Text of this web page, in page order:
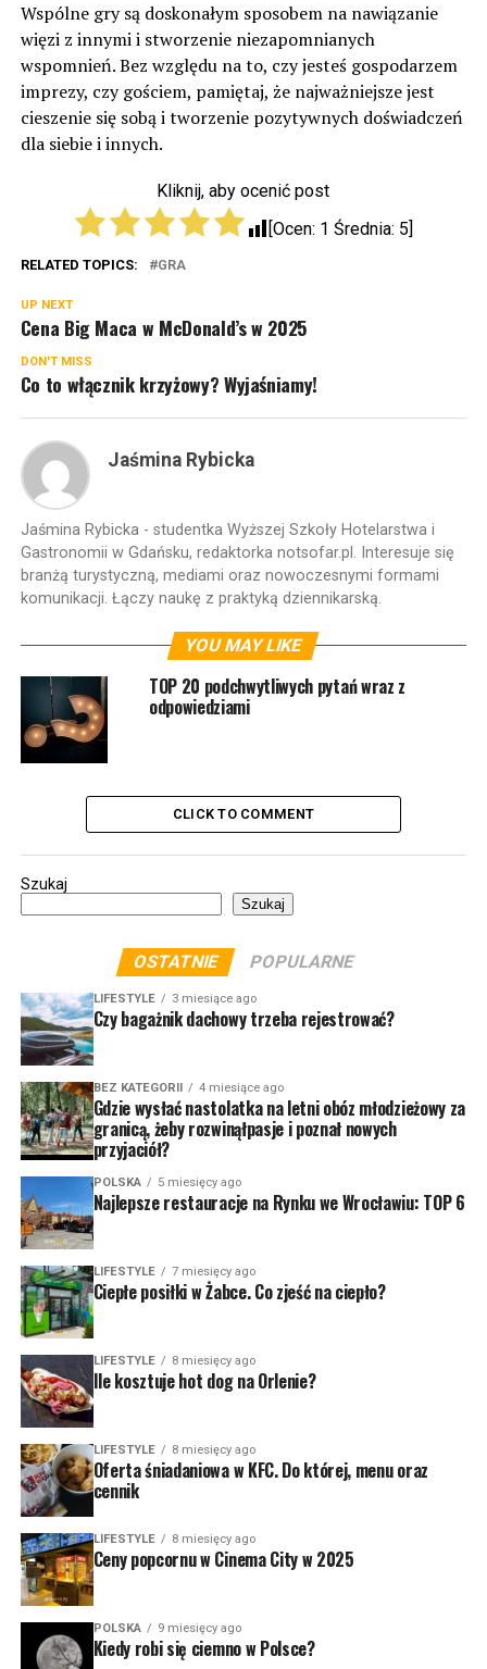
Wspólne gry są doskonałym sposobem na nawiązanie
więzi z innymi i stworzenie niezapomnianych
wspomnień. Bez względu na to, czy jesteś gospodarzem
imprezy, czy gościem, pamiętaj, że najważniejsze jest
cieszenie się sobą i tworzenie pozytywnych doświadczeń
dla siebie i innych.
Kliknij, aby ocenić post
[Ocen: 1 Średnia: 5
RELATED TOPICS: GRA
UP NEXT
Cena Big Maca w McDonald’s w 2025
DON'T MISS
Co to włącznik krzyżowy? Wyjaśniamy!
Jaśmina Rybicka
Jaśmina Rybicka - studentka Wyższej Szkoły Hotelarstwa i
Gastronomii w Gdańsku, redaktorka notsofar.pl. Interesuje się
branżą turystyczną, mediami oraz nowoczesnymi formami
komunikacji. Łączy naukę z praktyką dziennikarską.
YOU MAY LIKE
TOP 20 podchwytliwych pytań wraz z
odpowiedziami
CLICK TO COMMENT
Szukaj
Szukaj
OSTATNIE POPULARNE
LIFESTYLE 3 miesiące ago
Czy bagażnik dachowy trzeba rejestrować?
BEZ KATEGORII 4 miesiące ago
Gdzie wysłać nastolatka na letni obóz młodzieżowy za
granicą, żeby rozwinąłpasje i poznał nowych
przyjaciół?
POLSKA 5 miesięcy ago
Najlepsze restauracje na Rynku we Wrocławiu: TOP 6
LIFESTYLE 7 miesięcy ago
Ciepłe posiłki w Żabce. Co zjeść na ciepło?
LIFESTYLE 8 miesięcy ago
Ile kosztuje hot dog na Orlenie?
LIFESTYLE 8 miesięcy ago
Oferta śniadaniowa w KFC. Do której, menu oraz
cennik
LIFESTYLE 8 miesięcy ago
Ceny popcornu w Cinema City w 2025
POLSKA 9 miesięcy ago
Kiedy robi się ciemno w Polsce?